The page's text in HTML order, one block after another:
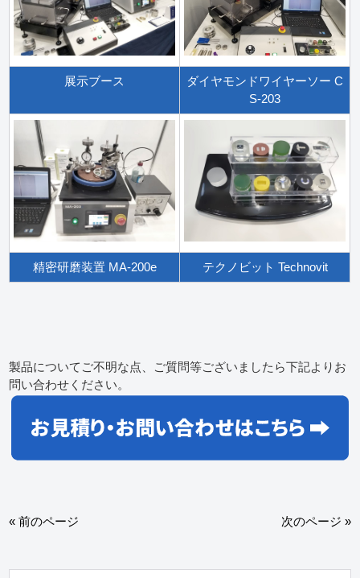
展示ブース
ダイヤモンドワイヤーソー C
S-203
精密研磨装置 MA-200e テクノビット Technovit
製品についてご不明な点、ご質問等ございましたら下記よりお
問い合わせください。
« 前のページ 次のページ »